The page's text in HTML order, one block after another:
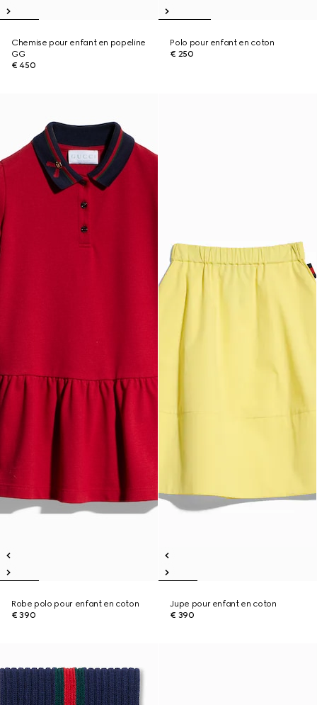
Chemise pour enfant en popeline
GG
€ 450
Polo pour enfant en coton
€ 250
Robe polo pour enfant en coton
€ 390
Jupe pour enfant en coton
€ 390